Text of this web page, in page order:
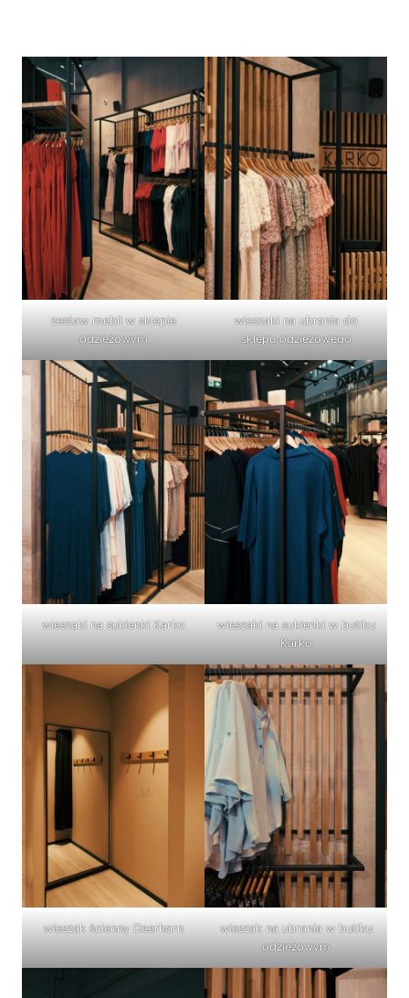
zestaw mebli w sklepie
odzieżowym
wieszaki na ubrania do
sklepu odzieżowego
wieszaki na sukienki Karko
wieszaki na sukienki w butiku
Karko
wieszak ścienny Deerhorn
wieszak na ubrania w butiku
odzieżowym